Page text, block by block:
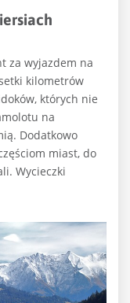
za wyjazdem na
kilometrów
których nie
na
Dodatkowo
miast, do
Wycieczki